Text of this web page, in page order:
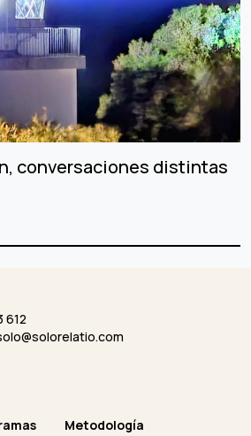
conversaciones distintas
612
Metodología